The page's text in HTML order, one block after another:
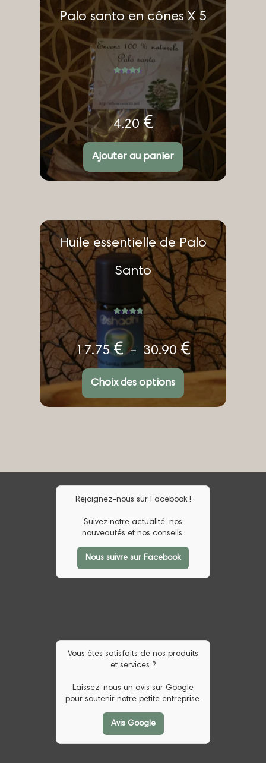
Palo santo en cônes X 5
4.20 €
Ajouter au panier
Huile essentielle de Palo
Santo
Note5.00
sur 5
17.75€ – 30.90€Plage
de
prix :
17.75 €
Choix des options
Ce
produit
a
plusieurs
variations.
options
peuvent
être
choisies
sur
page
Rejoignez-nous sur Facebook !
Suivez notre actualité, nos
nouveautés et nos conseils.
Nous suivre sur Facebook
Vous êtes satisfaits de nos produits
et services ?
Laissez-nous un avis sur Google
pour soutenir notre petite entreprise.
Avis Google